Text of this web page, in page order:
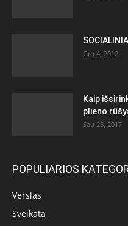
Gru 4, 2012
Kaip
plieno
Sau 25, 2017
POPULIARIOS
Verslas
Sveikata